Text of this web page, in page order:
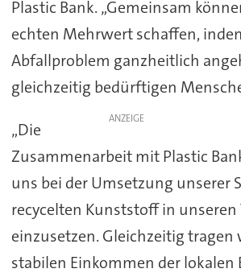
Plastic Bank. „Gemeinsam
echten Mehrwert schaffen,
Abfallproblem ganzheitlich
gleichzeitig bedürftigen
ANZEIGE
„Die
Zusammenarbeit mit Plastic
uns bei der Umsetzung unserer
recycelten Kunststoff in unseren
einzusetzen. Gleichzeitig tragen
stabilen Einkommen der lokalen